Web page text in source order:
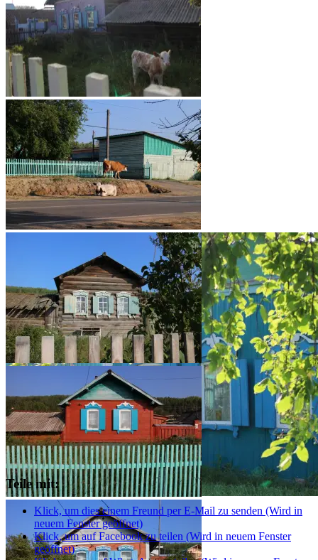
Teile mit:
Klick, um dies einem Freund per E-Mail zu senden (Wird in
neuem Fenster geöffnet)
Klick, um auf Facebook zu teilen (Wird in neuem Fenster
geöffnet)